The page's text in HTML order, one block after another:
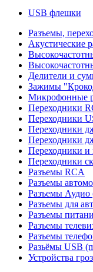
USB флешки
Разъемы,
Акустические
Делители и
Зажимы
Микрофонные
Переходники
Переходники
Переходники
Переходники
Переходники
Переходники
Разъемы RCA
Разъемы
Разъемы
Разъемы для
Разъемы
Разъемы
Разъемы
Разьёмы USB
Устройства